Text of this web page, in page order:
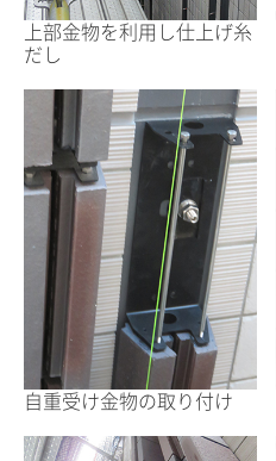
上部金物を利用し仕上げ糸
だし
自重受け金物の取り付け